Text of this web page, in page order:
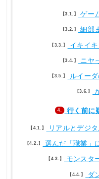
3.1. ゲー
3.2. 細部
3.3. イキイ
3.4. ニヤ
3.5. ルイー
3.6.
4. 行く前に
4.1. リアルとデジ
4.2. 選んだ「職業」
4.3. モンスタ
4.4. ダ